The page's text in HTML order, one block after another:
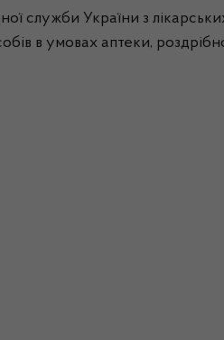
служби України з
в умовах аптеки,